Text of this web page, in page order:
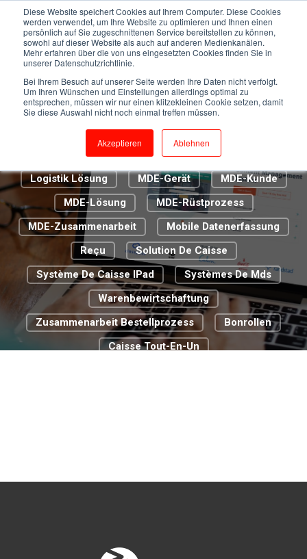
Diese Website speichert Cookies auf Ihrem Computer. Diese Cookies
werden verwendet, um Ihre Website zu optimieren und Ihnen einen
persönlich auf Sie zugeschnittenen Service bereitstellen zu können,
sowohl auf dieser Website als auch auf anderen Medienkanälen.
Mehr erfahren über die von uns eingesetzten Cookies finden Sie in
unserer Datenschutzrichtlinie.
Bei Ihrem Besuch auf unserer Seite werden Ihre Daten nicht verfolgt.
Um Ihren Wünschen und Einstellungen allerdings optimal zu
entsprechen, müssen wir nur einen klitzekleinen Cookie setzen, damit
Sie diese Auswahl nicht noch einmal treffen müssen.
Akzeptieren Ablehnen
Kassensystem
Cloud Caisse
Digitalisierung 2.0
Digitalisierung Im Handel
ERP-Lösung
Euro CIS
Euroshop Düsseldorf
Genossenschaft Metzgermeister St. Gallen
IT-Infrastruktur
IT-Support
Kassenbon
Kundenbetreuer
Logistik Lösung
MDE-Gerät
MDE-Kunde
MDE-Lösung
MDE-Rüstprozess
MDE-Zusammenarbeit
Mobile Datenerfassung
Reçu
Solution De Caisse
Système De Caisse IPad
Systèmes De Mds
Warenbewirtschaftung
Zusammenarbeit Bestellprozess
Bonrollen
Caisse Tout-En-Un